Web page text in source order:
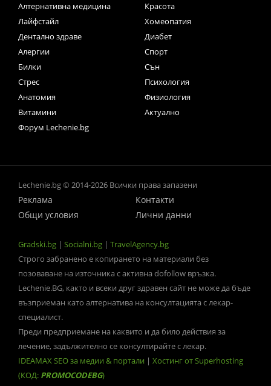
Алтернативна медицина
Красота
Лайфстайл
Хомеопатия
Дентално здраве
Диабет
Алергии
Спорт
Билки
Сън
Стрес
Психология
Анатомия
Физиология
Витамини
Актуално
Форум Lechenie.bg
Lechenie.bg © 2014-2026 Всички права запазени
Реклама
Контакти
Общи условия
Лични данни
Gradski.bg | Socialni.bg | TravelAgency.bg
Строго забранено е копирането на материали без
позоваване на източника с активна dofollow връзка.
Lechenie.BG, както и всеки друг здравен сайт не може да бъде
възприеман като алтернатива на консултацията с лекар-
специалист.
Преди предприемане на каквито и да било действия за
лечение, задължително се консултирайте с лекар.
IDEAMAX SEO за медии & портали | Хостинг от Superhosting
(КОД: PROMOCODEBG)